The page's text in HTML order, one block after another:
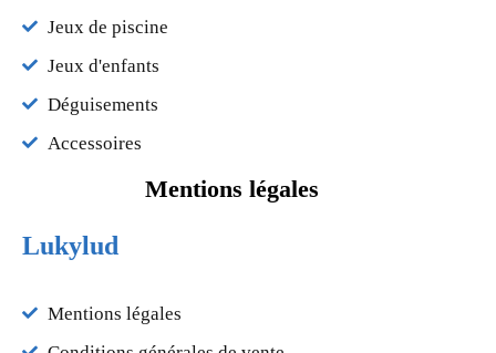
Jeux de piscine
Jeux d'enfants
Déguisements
Accessoires
Mentions légales
Lukylud
Mentions légales